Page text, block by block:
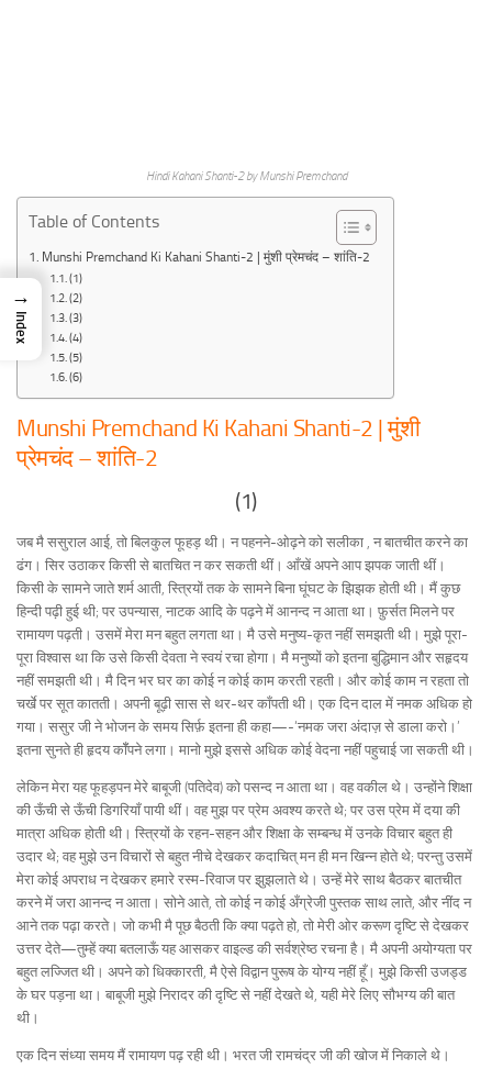
Hindi Kahani Shanti-2 by Munshi Premchand
Table of Contents
Munshi Premchand Ki Kahani Shanti-2 | मुंशी प्रेमचंद – शांति-2
(1)
(2)
(3)
(4)
(5)
(6)
Munshi Premchand Ki Kahani Shanti-2 | मुंशी
प्रेमचंद – शांति-2
(1)
जब मै ससुराल आई, तो बिलकुल फूहड़ थी। न पहनने-ओढ़ने को सलीका , न बातचीत करने का
ढंग। सिर उठाकर किसी से बातचित न कर सकती थीं। आँखें अपने आप झपक जाती थीं।
किसी के सामने जाते शर्म आती, स्त्रियों तक के सामने बिना घूंघट के झिझक होती थी। मैं कुछ
हिन्दी पढ़ी हुई थी; पर उपन्यास, नाटक आदि के पढ़ने में आनन्द न आता था। फ़ुर्सत मिलने पर
रामायण पढ़ती। उसमें मेरा मन बहुत लगता था। मै उसे मनुष्य-कृत नहीं समझती थी। मुझे पूरा-
पूरा विश्वास था कि उसे किसी देवता ने स्वयं रचा होगा। मै मनुष्यों को इतना बुद्धिमान और सहृदय
नहीं समझती थी। मै दिन भर घर का कोई न कोई काम करती रहती। और कोई काम न रहता तो
चर्खे पर सूत कातती। अपनी बूढ़ी सास से थर-थर काँपती थी। एक दिन दाल में नमक अधिक हो
गया। ससुर जी ने भोजन के समय सिर्फ़ इतना ही कहा—-‘नमक जरा अंदाज़ से डाला करो।’
इतना सुनते ही हृदय कॉँपने लगा। मानो मुझे इससे अधिक कोई वेदना नहीं पहुचाई जा सकती थी।
लेकिन मेरा यह फूहड़पन मेरे बाबूजी (पतिदेव) को पसन्द न आता था। वह वकील थे। उन्होंने शिक्षा
की ऊँची से ऊँची डिगरियाँ पायी थीं। वह मुझ पर प्रेम अवश्य करते थे; पर उस प्रेम में दया की
मात्रा अधिक होती थी। स्त्रियों के रहन-सहन और शिक्षा के सम्बन्ध में उनके विचार बहुत ही
उदार थे; वह मुझे उन विचारों से बहुत नीचे देखकर कदाचित् मन ही मन खिन्न होते थे; परन्तु उसमें
मेरा कोई अपराध न देखकर हमारे रस्म-रिवाज पर झुझलाते थे। उन्हें मेरे साथ बैठकर बातचीत
करने में जरा आनन्द न आता। सोने आते, तो कोई न कोई अँग्रेजी पुस्तक साथ लाते, और नींद न
आने तक पढ़ा करते। जो कभी मै पूछ बैठती कि क्या पढ़ते हो, तो मेरी ओर करूण दृष्टि से देखकर
उत्तर देते—तुम्हें क्या बतलाऊँ यह आसकर वाइल्ड की सर्वश्रेष्ठ रचना है। मै अपनी अयोग्यता पर
बहुत लज्जित थी। अपने को धिक्कारती, मै ऐसे विद्वान पुरूष के योग्य नहीं हूँ। मुझे किसी उजड्ड
के घर पड़ना था। बाबूजी मुझे निरादर की दृष्टि से नहीं देखते थे, यही मेरे लिए सौभग्य की बात
थी।
एक दिन संध्या समय मैं रामायण पढ़ रही थी। भरत जी रामचंद्र जी की खोज में निकाले थे।
→
Index